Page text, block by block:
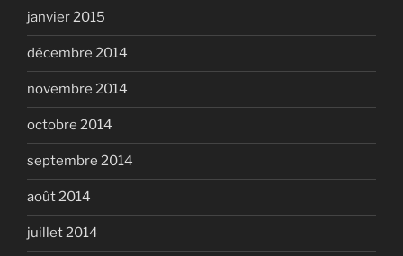
janvier 2015
décembre 2014
novembre 2014
octobre 2014
septembre 2014
août 2014
juillet 2014